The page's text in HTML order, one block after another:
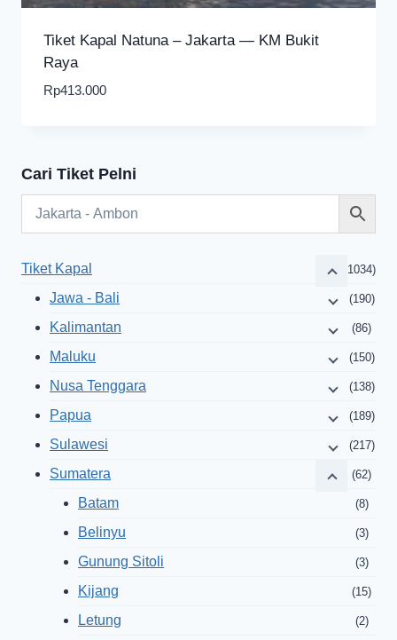
Tiket Kapal Natuna – Jakarta — KM Bukit
Raya
Rp413.000
Cari Tiket Pelni
Tiket Kapal (1034)
Jawa - Bali (190)
Kalimantan (86)
Maluku (150)
Nusa Tenggara (138)
Papua (189)
Sulawesi (217)
Sumatera (62)
Batam (8)
Belinyu (3)
Gunung Sitoli (3)
Kijang (15)
Letung (2)